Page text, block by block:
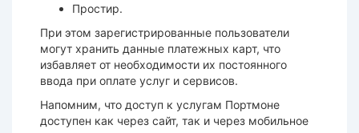
Простир.
При этом зарегистрированные пользователи
могут хранить данные платежных карт, что
избавляет от необходимости их постоянного
ввода при оплате услуг и сервисов.
Напомним, что доступ к услугам Портмоне
доступен как через сайт, так и через мобильное